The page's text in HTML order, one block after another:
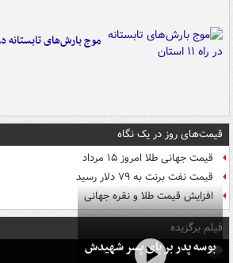
موج بارش‌های تابستانه در راه ۱۱
قیمت‌های روز در یک نگاه
قیمت جهانی طلا امروز ۱۵ مرداد
قیمت نفت برنت به ۷۹ دلار رسید
افزایش قیمت طلا و نقره جهانی
فیلم برگزیده
بوسه‌ پدر بر پای پسر شهیدش